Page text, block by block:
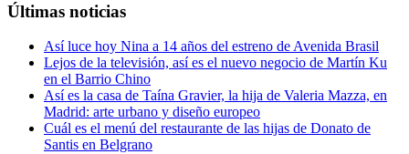
Últimas noticias
Así luce hoy Nina a 14 años del estreno de Avenida Brasil
Lejos de la televisión, así es el nuevo negocio de Martín Ku
en el Barrio Chino
Así es la casa de Taína Gravier, la hija de Valeria Mazza, en
Madrid: arte urbano y diseño europeo
Cuál es el menú del restaurante de las hijas de Donato de
Santis en Belgrano